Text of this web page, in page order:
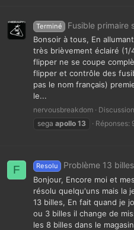
Terminé Fusible primaire
Bonsoir à tous, En
très brièvement éclairé
flipper ne se coupe
flipper et contrôle des
pas le nom français)
le...
nervousbreakdom Discussion
sega apollo 13 Réponses:
F Resolu Problème 13
Bonjour, Encore moi et
résolu quelqu'uns mais la
13 billes, En fait quand je
ou 3 billes il change de
les 8 billes dans le